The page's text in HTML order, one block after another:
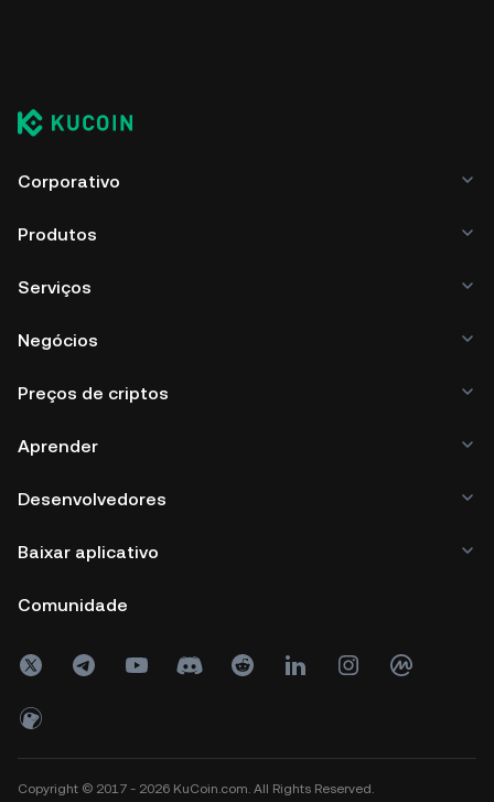
Corporativo
Produtos
Serviços
Negócios
Preços de criptos
Aprender
Desenvolvedores
Baixar aplicativo
Comunidade
Copyright © 2017 - 2026 KuCoin.com. All Rights Reserved.